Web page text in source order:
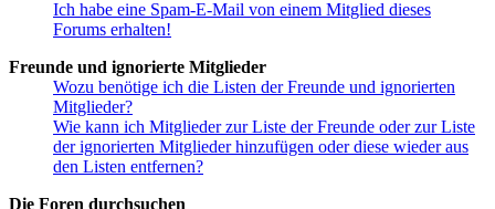
Ich habe eine Spam-E-Mail von einem Mitglied dieses
Forums erhalten!
Freunde und ignorierte Mitglieder
Wozu benötige ich die Listen der Freunde und ignorierten
Mitglieder?
Wie kann ich Mitglieder zur Liste der Freunde oder zur Liste
der ignorierten Mitglieder hinzufügen oder diese wieder aus
den Listen entfernen?
Die Foren durchsuchen